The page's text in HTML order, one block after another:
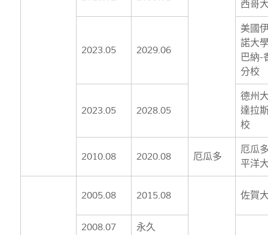
西哥
2023.05 2029.06
美國
諾大
巴納-
分校
2023.05 2028.05
德州
達拉
校
2010.08 2020.08 厄瓜多
厄瓜
平洋
2005.08 2015.08 佐賀
2008.07 永久